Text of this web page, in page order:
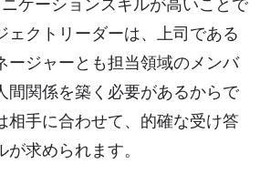
ェクトリーダーは、上司である
ージャーとも担当領域のメンバ
間関係を築く必要があるからで
相手に合わせて、的確な受け答
求められます。